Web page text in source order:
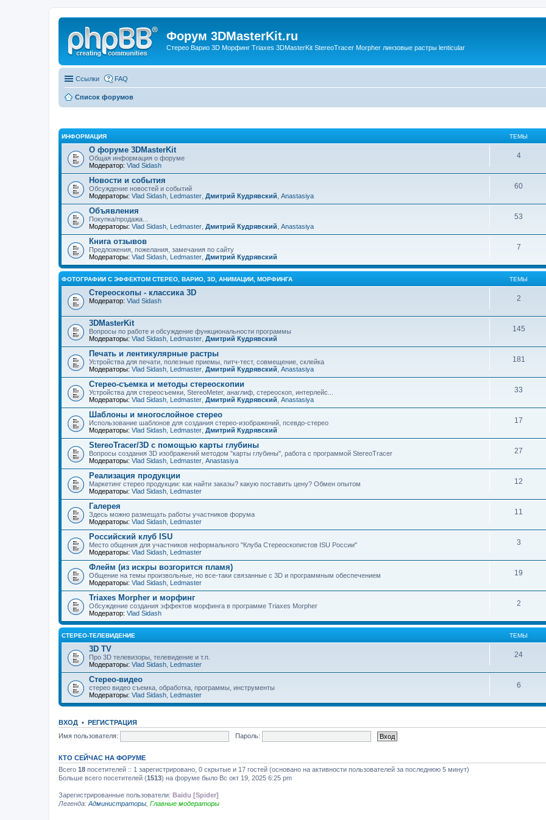
Форум 3DMasterKit.ru
Стерео Варио 3D Морфинг Triaxes 3DMasterKit StereoTracer Morpher линзовые растры lenticular
Ссылки FAQ
Список форумов
ИНФОРМАЦИЯ ТЕМЫ
О форуме 3DMasterKit
Общая информация о форуме
Модератор: Vlad Sidash
4
Новости и события
Обсуждение новостей и событий
Модераторы: Vlad Sidash Ledmaster Дмитрий Кудрявский Anastasiya
60
Объявления
Покупка/продажа...
Модераторы: Vlad Sidash Ledmaster Дмитрий Кудрявский Anastasiya
53
Книга отзывов
Предложения, пожелания, замечания по сайту
Модераторы: Vlad Sidash Ledmaster Дмитрий Кудрявский
7
ФОТОГРАФИИ С ЭФФЕКТОМ СТЕРЕО, ВАРИО, 3D, АНИМАЦИИ, МОРФИНГА ТЕМЫ
Стереоскопы - классика 3D
Модератор: Vlad Sidash 2
3DMasterKit
Вопросы по работе и обсуждение функциональности программы
Модераторы: Vlad Sidash Ledmaster Дмитрий Кудрявский
145
Печать и лентикулярные растры
Устройства для печати, полезные приемы, питч-тест, совмещение, склейка
Модераторы: Vlad Sidash Ledmaster Дмитрий Кудрявский Anastasiya
181
Стерео-съемка и методы стереоскопии
Устройства для стереосъемки, StereoMeter, анаглиф, стереоскоп, интерлейс...
Модераторы: Vlad Sidash Ledmaster Дмитрий Кудрявский Anastasiya
33
Шаблоны и многослойное стерео
Использование шаблонов для создания стерео-изображений, псевдо-стерео
Модераторы: Vlad Sidash Ledmaster Дмитрий Кудрявский
17
StereoTracer/3D с помощью карты глубины
Вопросы создания 3D изображений методом "карты глубины", работа с программой StereoTracer
Модераторы: Vlad Sidash Ledmaster Anastasiya
27
Реализация продукции
Маркетинг стерео продукции: как найти заказы? какую поставить цену? Обмен опытом
Модераторы: Vlad Sidash Ledmaster
12
Галерея
Здесь можно размещать работы участников форума
Модераторы: Vlad Sidash Ledmaster
11
Российский клуб ISU
Место общения для участников неформального "Клуба Стереоскопистов ISU России"
Модераторы: Vlad Sidash Ledmaster
3
Флейм (из искры возгорится пламя)
Общение на темы произвольные, но все-таки связанные с 3D и программным обеспечением
Модераторы: Vlad Sidash Ledmaster
19
Triaxes Morpher и морфинг
Обсуждение создания эффектов морфинга в программе Triaxes Morpher
Модератор: Vlad Sidash
2
СТЕРЕО-ТЕЛЕВИДЕНИЕ ТЕМЫ
3D TV
Про 3D телевизоры, телевидение и т.п.
Модераторы: Vlad Sidash Ledmaster
24
Стерео-видео
стерео видео съемка, обработка, программы, инструменты
Модераторы: Vlad Sidash Ledmaster
6
ВХОД • РЕГИСТРАЦИЯ
Имя пользователя:
Пароль:
КТО СЕЙЧАС НА ФОРУМЕ
Всего 18 посетителей :: 1 зарегистрировано, 0 скрытые и 17 гостей (основано на активности пользователей за последнюю 5 минут)
Больше всего посетителей (1513) на форуме было Вс окт 19, 2025 6:25 pm
Зарегистрированные пользователи: Baidu [Spider]
Легенда: Администраторы Главные модераторы